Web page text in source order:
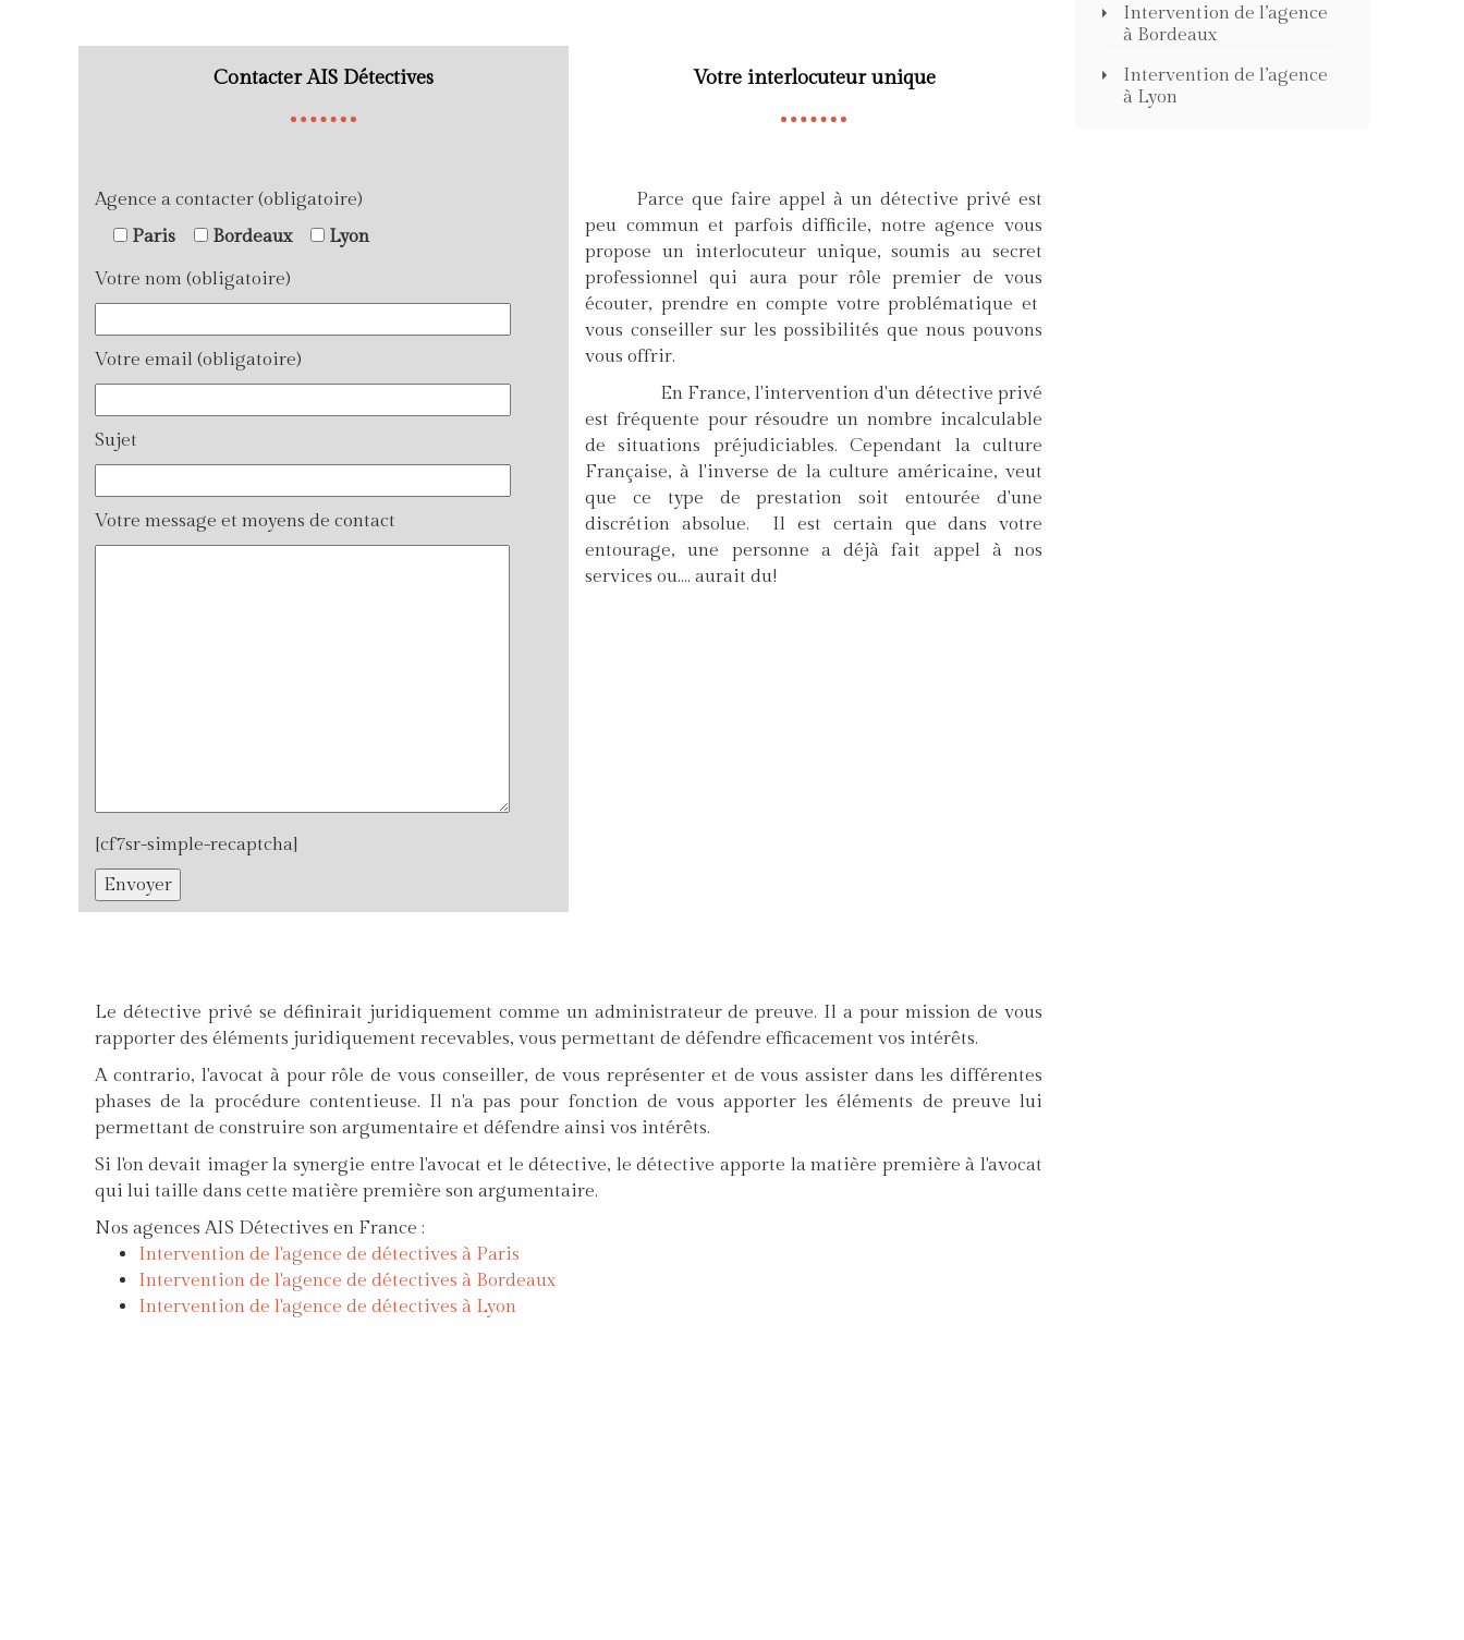
Contacter AIS Détectives
Agence a contacter (obligatoire)
Paris
Bordeaux
Lyon
Votre nom (obligatoire)
Votre email (obligatoire)
Sujet
Votre message et moyens de contact
[cf7sr-simple-recaptcha]
Votre interlocuteur unique
Parce que faire appel à un détective privé est
peu commun et parfois difficile, notre agence vous
propose un interlocuteur unique, soumis au secret
professionnel qui aura pour rôle premier de vous
écouter, prendre en compte votre problématique et
vous conseiller sur les possibilités que nous pouvons
vous offrir.
En France, l'intervention d'un détective privé
est fréquente pour résoudre un nombre incalculable
de situations préjudiciables. Cependant la culture
Française, à l'inverse de la culture américaine, veut
que ce type de prestation soit entourée d'une
discrétion absolue. Il est certain que dans votre
entourage, une personne a déjà fait appel à nos
services ou.... aurait du!
Le détective privé se définirait juridiquement comme un administrateur de preuve. Il a pour mission de vous
rapporter des éléments juridiquement recevables, vous permettant de défendre efficacement vos intérêts.
A contrario, l'avocat à pour rôle de vous conseiller, de vous représenter et de vous assister dans les différentes
phases de la procédure contentieuse. Il n'a pas pour fonction de vous apporter les éléments de preuve lui
permettant de construire son argumentaire et défendre ainsi vos intérêts.
Si l'on devait imager la synergie entre l'avocat et le détective, le détective apporte la matière première à l'avocat
qui lui taille dans cette matière première son argumentaire.
Nos agences AIS Détectives en France :
Intervention de l'agence de détectives à Paris
Intervention de l'agence de détectives à Bordeaux
Intervention de l'agence de détectives à Lyon
Intervention de l’agence
à Bordeaux
Intervention de l’agence
à Lyon